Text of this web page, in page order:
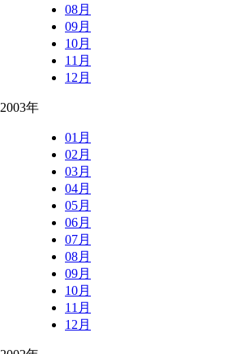
08月
09月
10月
11月
12月
2003年
01月
02月
03月
04月
05月
06月
07月
08月
09月
10月
11月
12月